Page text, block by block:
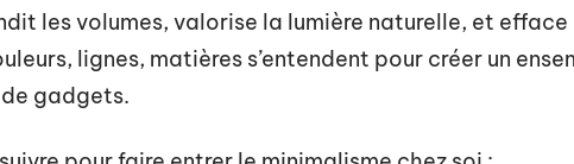
les volumes, valorise la lumière naturelle, et efface
lignes, matières s’entendent pour créer un
de gadgets.